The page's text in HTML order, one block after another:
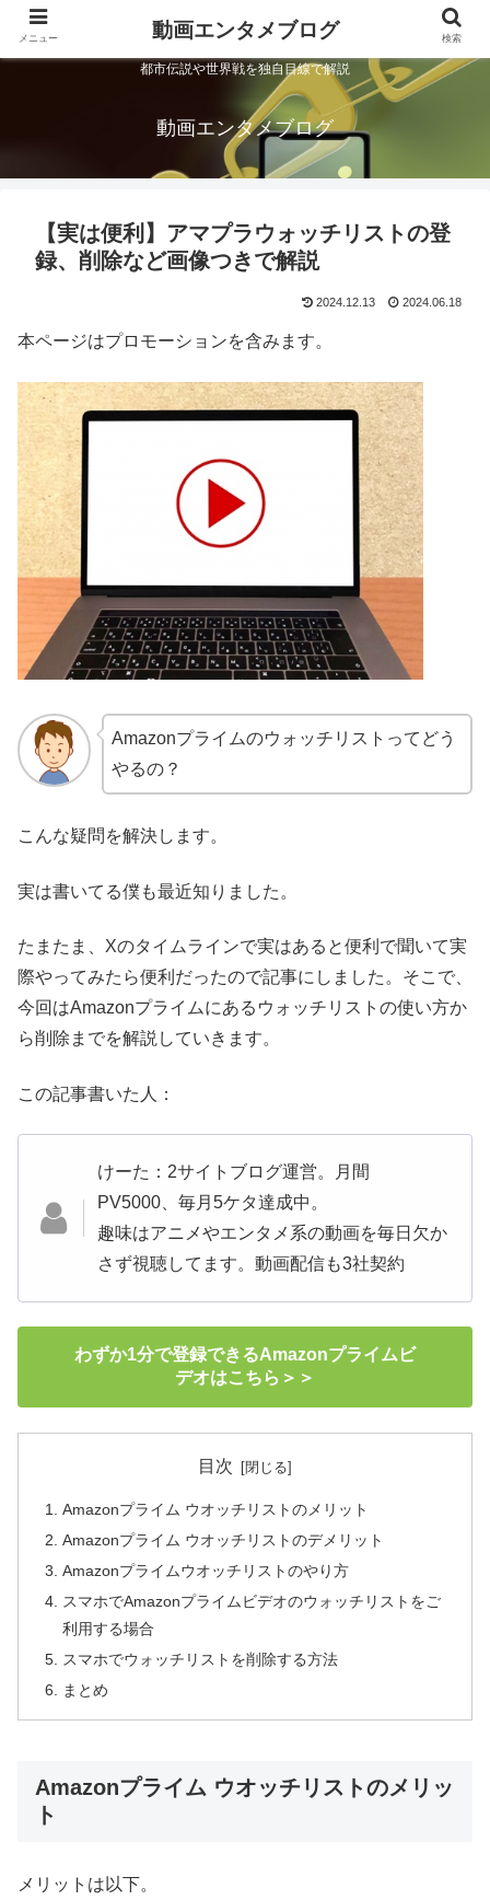
都市伝説や世界戦を独自目線で解説
動画エンタメブログ
【実は便利】アマプラウォッチリストの登
録、削除など画像つきで解説
2024.12.13 2024.06.18
本ページはプロモーションを含みます。
Amazonプライムのウォッチリストってどう
やるの？
こんな疑問を解決します。
実は書いてる僕も最近知りました。
たまたま、Xのタイムラインで実はあると便利で聞いて実
際やってみたら便利だったので記事にしました。そこで、
今回はAmazonプライムにあるウォッチリストの使い方か
ら削除までを解説していきます。
この記事書いた人：
けーた：2サイトブログ運営。月間
PV5000、毎月5ケタ達成中。
趣味はアニメやエンタメ系の動画を毎日欠か
さず視聴してます。動画配信も3社契約
わずか1分で登録できるAmazonプライムビ
デオはこちら＞＞
目次
Amazonプライム ウオッチリストのメリット
Amazonプライム ウオッチリストのデメリット
Amazonプライムウオッチリストのやり方
スマホでAmazonプライムビデオのウォッチリストをご
利用する場合
スマホでウォッチリストを削除する方法
まとめ
Amazonプライム ウオッチリストのメリッ
ト
メリットは以下。
メニュー 動画エンタメブログ 検索